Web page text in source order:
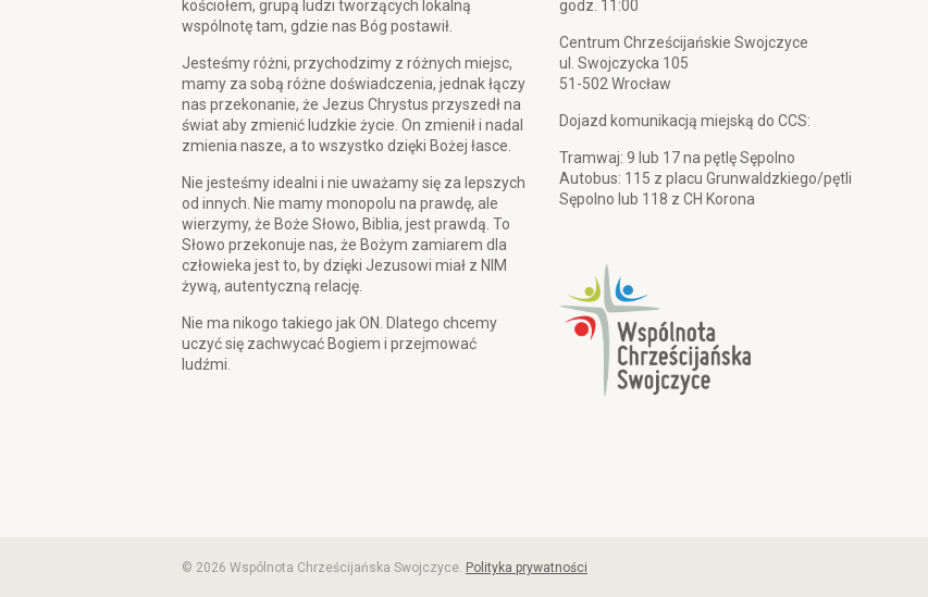
kościołem, grupą ludzi tworzących lokalną
wspólnotę tam, gdzie nas Bóg postawił.
Jesteśmy różni, przychodzimy z różnych miejsc,
mamy za sobą różne doświadczenia, jednak łączy
nas przekonanie, że Jezus Chrystus przyszedł na
świat aby zmienić ludzkie życie. On zmienił i nadal
zmienia nasze, a to wszystko dzięki Bożej łasce.
Nie jesteśmy idealni i nie uważamy się za lepszych
od innych. Nie mamy monopolu na prawdę, ale
wierzymy, że Boże Słowo, Biblia, jest prawdą. To
Słowo przekonuje nas, że Bożym zamiarem dla
człowieka jest to, by dzięki Jezusowi miał z NIM
żywą, autentyczną relację.
Nie ma nikogo takiego jak ON. Dlatego chcemy
uczyć się zachwycać Bogiem i przejmować
ludźmi.
godz. 11:00
Centrum Chrześcijańskie Swojczyce
ul. Swojczycka 105
51-502 Wrocław
Dojazd komunikacją miejską do CCS:
Tramwaj: 9 lub 17 na pętlę Sępolno
Autobus: 115 z placu Grunwaldzkiego/pętli
Sępolno lub 118 z CH Korona
© 2026 Wspólnota Chrześcijańska Swojczyce. Polityka prywatności